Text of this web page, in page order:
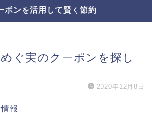
ポンを活用して賢く節約
ぐ実のクーポンを探し
2020年12月8日
報